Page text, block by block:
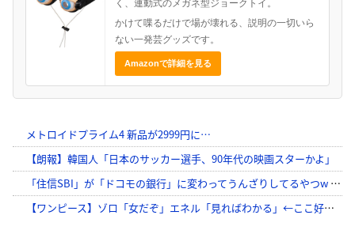
く、連動式のメガネ型ジョークトイ。
かけて喋るだけで場が壊れる、説明の一切いら
ない一発芸グッズです。
Amazonで詳細を見る